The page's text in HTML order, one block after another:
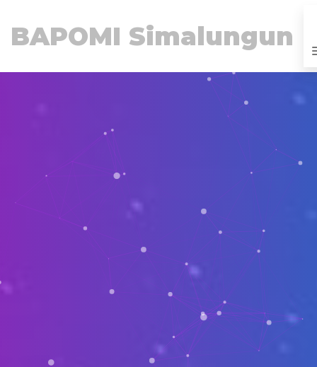
BAPOMI Simalungun